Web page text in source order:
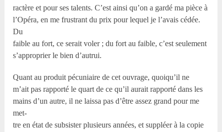
ractère et pour ses talents. C’est ainsi qu’on a gardé ma pièce à
l’Opéra, en me frustrant du prix pour lequel je l’avais cédée.
Du
faible au fort, ce serait voler ; du fort au faible, c’est seulement
s’approprier le bien d’autrui.
Quant au produit pécuniaire de cet ouvrage, quoiqu’il ne
m’ait pas rapporté le quart de ce qu’il aurait rapporté dans les
mains d’un autre, il ne laissa pas d’être assez grand pour me
met-
tre en état de subsister plusieurs années, et suppléer à la copie